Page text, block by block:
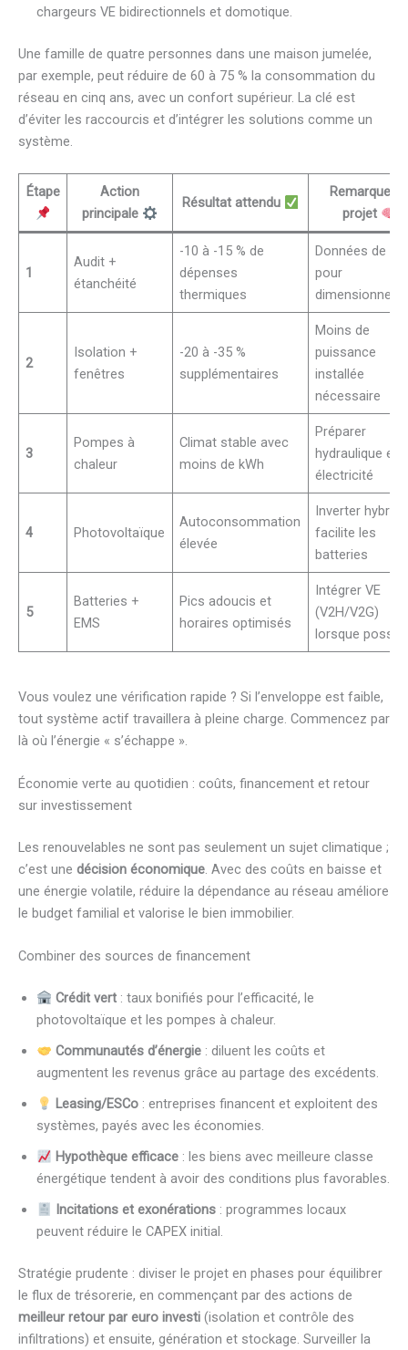
chargeurs VE bidirectionnels et domotique.
Une famille de quatre personnes dans une maison jumelée,
par exemple, peut réduire de 60 à 75 % la consommation du
réseau en cinq ans, avec un confort supérieur. La clé est
d’éviter les raccourcis et d’intégrer les solutions comme un
système.
Étape
Action
principale
Résultat attendu
Remarque de
projet
1
Audit +
étanchéité
-10 à -15 % de
dépenses
thermiques
Données de
pour
2
Isolation +
fenêtres
-20 à -35 %
supplémentaires
Moins de
puissance
installée
nécessaire
3
Pompes à
chaleur
Climat stable avec
moins de kWh
Préparer
hydraulique et
électricité
4 Photovoltaïque
Autoconsommation
élevée
Inverter hybride
facilite les
batteries
5
Batteries +
EMS
Pics adoucis et
horaires optimisés
Intégrer VE
(V2H/V2G)
lorsque
Vous voulez une vérification rapide ? Si l’enveloppe est faible,
tout système actif travaillera à pleine charge. Commencez par
là où l’énergie « s’échappe ».
Économie verte au quotidien : coûts, financement et retour
sur investissement
Les renouvelables ne sont pas seulement un sujet climatique ;
c’est une décision économique. Avec des coûts en baisse et
une énergie volatile, réduire la dépendance au réseau améliore
le budget familial et valorise le bien immobilier.
Combiner des sources de financement
Crédit vert: taux bonifiés pour l’efficacité, le
photovoltaïque et les pompes à chaleur.
Communautés d’énergie: diluent les coûts et
augmentent les revenus grâce au partage des excédents.
Leasing/ESCo: entreprises financent et exploitent des
systèmes, payés avec les économies.
Hypothèque efficace: les biens avec meilleure classe
énergétique tendent à avoir des conditions plus favorables.
Incitations et exonérations: programmes locaux
peuvent réduire le CAPEX initial.
Stratégie prudente : diviser le projet en phases pour équilibrer
le flux de trésorerie, en commençant par des actions de
meilleur retour par euro investi (isolation et contrôle des
infiltrations) et ensuite, génération et stockage. Surveiller la